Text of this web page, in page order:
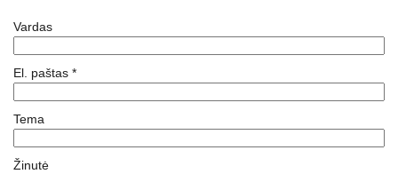
Vardas
El. paštas *
Tema
Žinutė